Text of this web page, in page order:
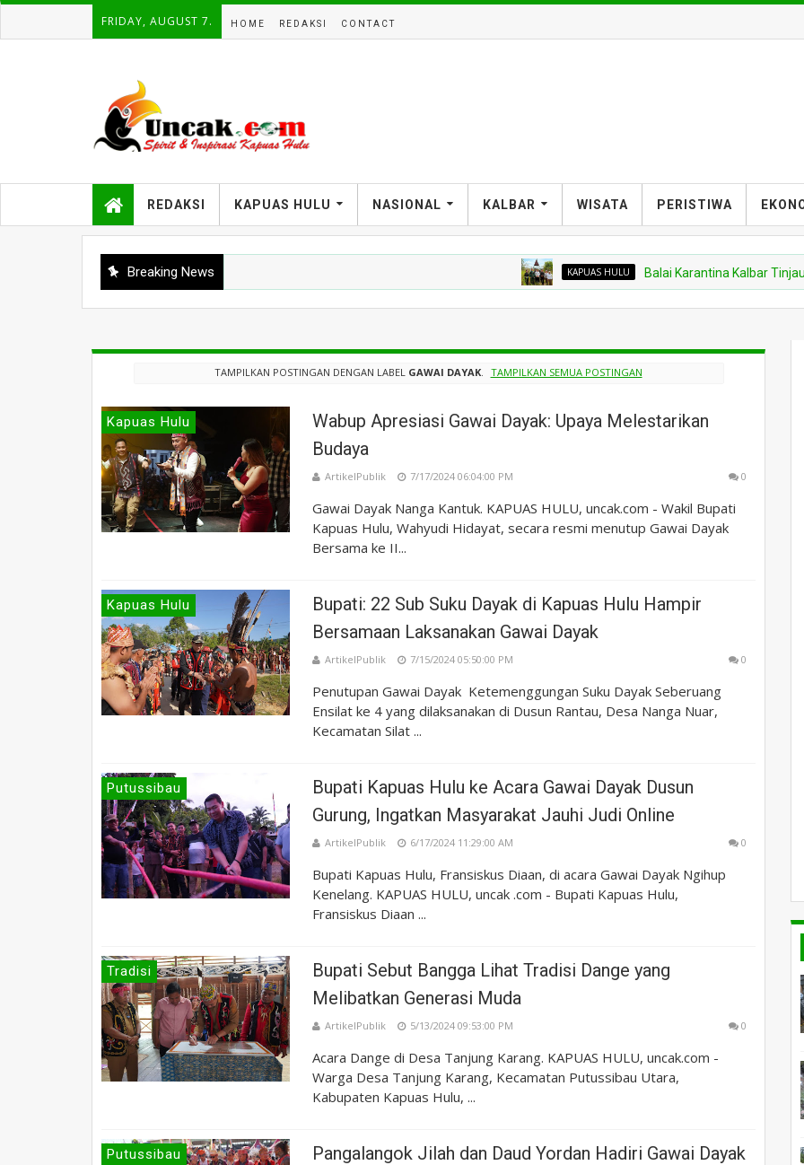
FRIDAY, AUGUST 7. HOME REDAKSI CONTACT
REDAKSI KAPUAS HULU NASIONAL KALBAR WISATA PERISTIWA
Breaking News KAPUAS HULU Balai Karantina Kalbar Tinjau Jalur
TAMPILKAN POSTINGAN DENGAN LABEL GAWAI DAYAK. TAMPILKAN SEMUA POSTINGAN
Kapuas Hulu
Wabup Apresiasi Gawai Dayak: Upaya Melestarikan
Budaya
ArtikelPublik 7/17/2024 06:04:00 PM 0
Gawai Dayak Nanga Kantuk. KAPUAS HULU, uncak.com - Wakil Bupati
Kapuas Hulu, Wahyudi Hidayat, secara resmi menutup Gawai Dayak
Bersama ke II...
Kapuas Hulu
Bupati: 22 Sub Suku Dayak di Kapuas Hulu Hampir
Bersamaan Laksanakan Gawai Dayak
ArtikelPublik 7/15/2024 05:50:00 PM 0
Penutupan Gawai Dayak Ketemenggungan Suku Dayak Seberuang
Ensilat ke 4 yang dilaksanakan di Dusun Rantau, Desa Nanga Nuar,
Kecamatan Silat ...
Putussibau
Bupati Kapuas Hulu ke Acara Gawai Dayak Dusun
Gurung, Ingatkan Masyarakat Jauhi Judi Online
ArtikelPublik 6/17/2024 11:29:00 AM 0
Bupati Kapuas Hulu, Fransiskus Diaan, di acara Gawai Dayak Ngihup
Kenelang. KAPUAS HULU, uncak .com - Bupati Kapuas Hulu,
Fransiskus Diaan ...
Tradisi
Bupati Sebut Bangga Lihat Tradisi Dange yang
Melibatkan Generasi Muda
ArtikelPublik 5/13/2024 09:53:00 PM 0
Acara Dange di Desa Tanjung Karang. KAPUAS HULU, uncak.com -
Warga Desa Tanjung Karang, Kecamatan Putussibau Utara,
Kabupaten Kapuas Hulu, ...
Putussibau
Pangalangok Jilah dan Daud Yordan Hadiri Gawai Dayak